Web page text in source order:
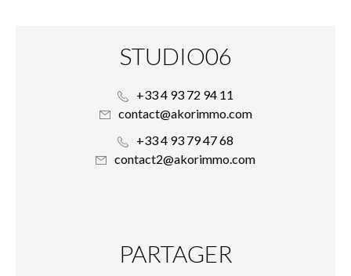
STUDIO06
+33 4 93 72 94 11
contact@akorimmo.com
+33 4 93 79 47 68
contact2@akorimmo.com
PARTAGER